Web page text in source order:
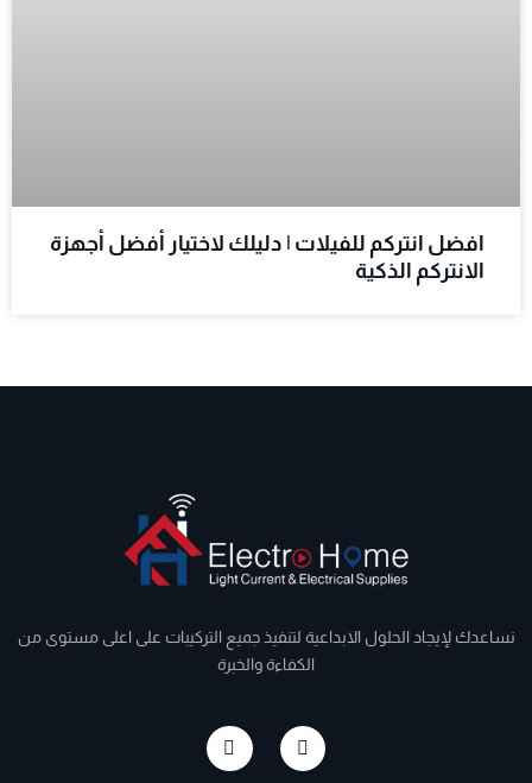
افضل انتركم للفيلات | دليلك لاختيار أفضل أجهزة
الانتركم الذكية
نساعدك لإيجاد الحلول الابداعية لتنفيذ جميع التركيبات على اعلى مستوى من
الكفاءة والخبرة
F
a
c
I
n
s